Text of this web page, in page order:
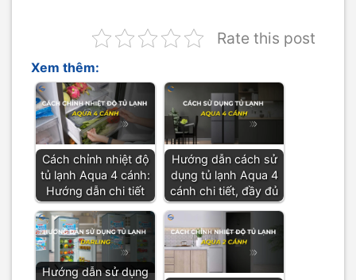
Rate this post
Xem thêm:
Cách chỉnh nhiệt độ
tủ lạnh Aqua 4 cánh:
Hướng dẫn chi tiết
Hướng dẫn cách sử
dụng tủ lạnh Aqua 4
cánh chi tiết, đầy đủ
Hướng dẫn sử dụng